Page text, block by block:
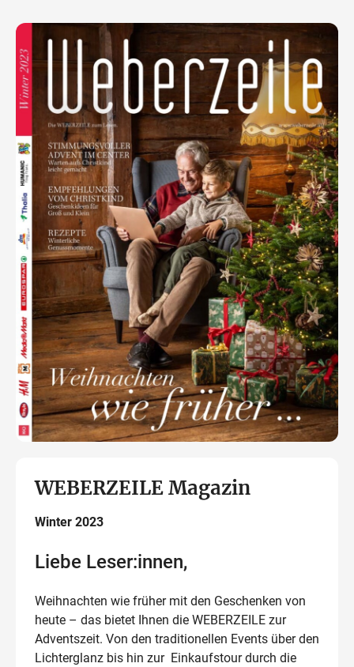
WEBERZEILE Magazin
Winter 2023
Liebe Leser:innen,
Weihnachten wie früher mit den Geschenken von
heute – das bietet Ihnen die WEBERZEILE zur
Adventszeit. Von den traditionellen Events über den
Lichterglanz bis hin zur Einkaufstour durch die